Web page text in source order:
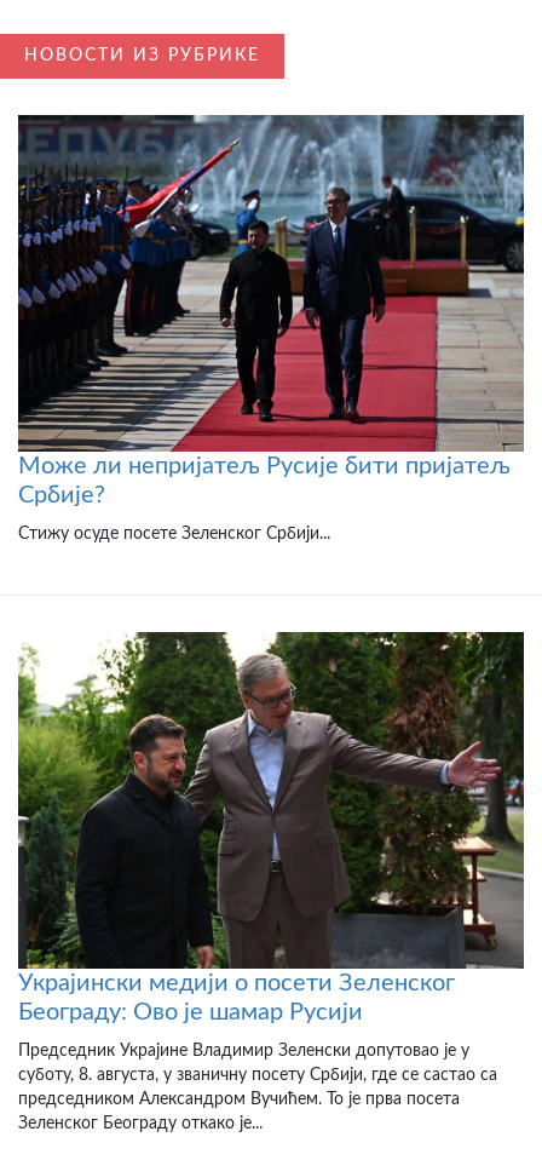
НОВОСТИ ИЗ РУБРИКЕ
Може ли непријатељ Русије бити пријатељ
Србије?
Стижу осуде посете Зеленског Србији...
Украјински медији о посети Зеленског
Београду: Ово је шамар Русији
Председник Украјине Владимир Зеленски допутовао је у
суботу, 8. августа, у званичну посету Србији, где се састао са
председником Александром Вучићем. То је прва посета
Зеленског Београду откако је...